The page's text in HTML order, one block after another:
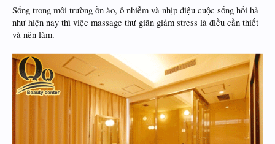
Sống trong môi trường ồn ào, ô nhiễm và nhịp điệu cuộc sống hối hả
như hiện nay thì việc massage thư giãn giảm stress là điều cần thiết
và nên làm.